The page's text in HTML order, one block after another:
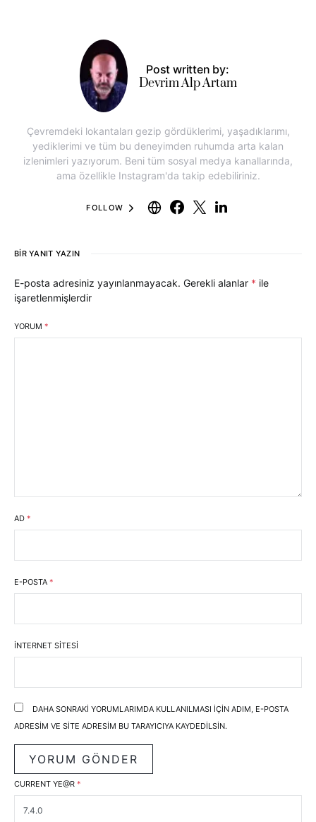
Post written by:
Devrim Alp Artam
Çevremdeki lokantaları gezip gördüklerimi, yaşadıklarımı,
yediklerimi ve tüm bu deneyimden ruhumda arta kalan
izlenimleri yazıyorum. Beni tüm sosyal medya kanallarında,
ama özellikle Instagram'da takip edebiliriniz.
FOLLOW
BIR YANIT YAZIN
E-posta adresiniz yayınlanmayacak. Gerekli alanlar * ile
işaretlenmişlerdir
YORUM *
AD *
E-POSTA *
İNTERNET SITESI
DAHA SONRAKI YORUMLARIMDA KULLANILMASI IÇIN ADIM, E-POSTA
ADRESIM VE SITE ADRESIM BU TARAYICIYA KAYDEDILSIN.
CURRENT YE@R *